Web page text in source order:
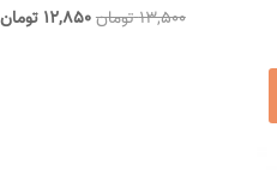
13,500تومانقیمت
12,850 تومان